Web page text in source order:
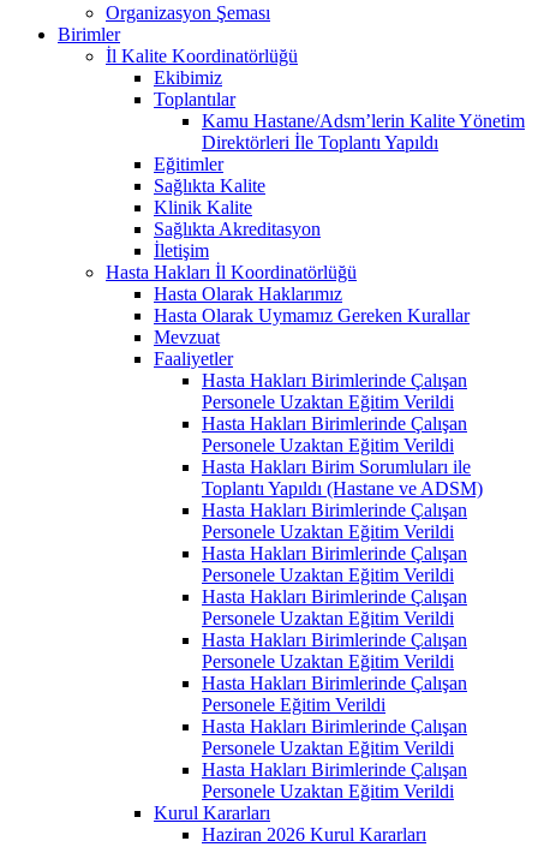
Organizasyon Şeması
Birimler
İl Kalite Koordinatörlüğü
Ekibimiz
Toplantılar
Kamu Hastane/Adsm’lerin Kalite Yönetim
Direktörleri İle Toplantı Yapıldı
Eğitimler
Sağlıkta Kalite
Klinik Kalite
Sağlıkta Akreditasyon
İletişim
Hasta Hakları İl Koordinatörlüğü
Hasta Olarak Haklarımız
Hasta Olarak Uymamız Gereken Kurallar
Mevzuat
Faaliyetler
Hasta Hakları Birimlerinde Çalışan
Personele Uzaktan Eğitim Verildi
Hasta Hakları Birimlerinde Çalışan
Personele Uzaktan Eğitim Verildi
Hasta Hakları Birim Sorumluları ile
Toplantı Yapıldı (Hastane ve ADSM)
Hasta Hakları Birimlerinde Çalışan
Personele Uzaktan Eğitim Verildi
Hasta Hakları Birimlerinde Çalışan
Personele Uzaktan Eğitim Verildi
Hasta Hakları Birimlerinde Çalışan
Personele Uzaktan Eğitim Verildi
Hasta Hakları Birimlerinde Çalışan
Personele Uzaktan Eğitim Verildi
Hasta Hakları Birimlerinde Çalışan
Personele Eğitim Verildi
Hasta Hakları Birimlerinde Çalışan
Personele Uzaktan Eğitim Verildi
Hasta Hakları Birimlerinde Çalışan
Personele Uzaktan Eğitim Verildi
Kurul Kararları
Haziran 2026 Kurul Kararları